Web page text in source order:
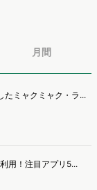
月間
たミャクミャク・ラ...
用！注目アプリ5...